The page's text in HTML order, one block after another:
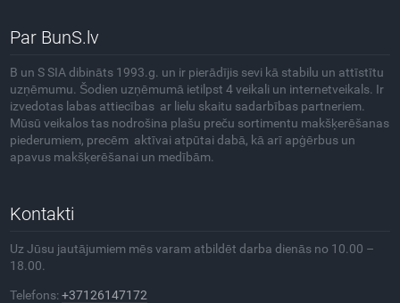
Par BunS.lv
B un S SIA dibināts 1993.g. un ir pierādījis sevi kā stabilu un attīstītu
uzņēmumu. Šodien uzņēmumā ietilpst 4 veikali un internetveikals. Ir
izvedotas labas attiecības ar lielu skaitu sadarbības partneriem.
Mūsū veikalos tas nodrošina plašu preču sortimentu makšķerēšanas
piederumiem, precēm aktīvai atpūtai dabā, kā arī apģērbus un
apavus makšķerēšanai un medībām.
Kontakti
Uz Jūsu jautājumiem mēs varam atbildēt darba dienās no 10.00 –
18.00.
Telefons:+37126147172